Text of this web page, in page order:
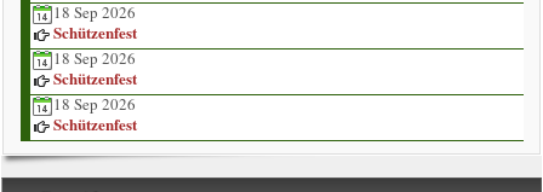
Jungschützenkönige
Bildergalerie
News
18 Sep 2026
Schützenfest
18 Sep 2026
Schützenfest
18 Sep 2026
Schützenfest